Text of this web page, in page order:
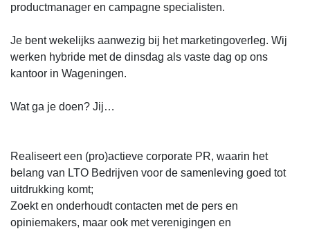
productmanager en campagne specialisten.
Je bent wekelijks aanwezig bij het marketingoverleg. Wij
werken hybride met de dinsdag als vaste dag op ons
kantoor in Wageningen.
Wat ga je doen? Jij…
Realiseert een (pro)actieve corporate PR, waarin het
belang van LTO Bedrijven voor de samenleving goed tot
uitdrukking komt;
Zoekt en onderhoudt contacten met de pers en
opiniemakers, maar ook met verenigingen en